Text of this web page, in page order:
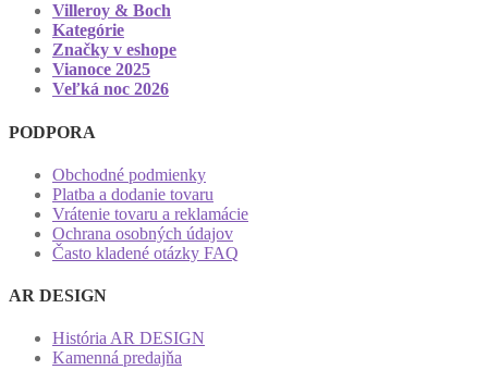
Villeroy & Boch
Kategórie
Značky v eshope
Vianoce 2025
Veľká noc 2026
PODPORA
Obchodné podmienky
Platba a dodanie tovaru
Vrátenie tovaru a reklamácie
Ochrana osobných údajov
Často kladené otázky FAQ
AR DESIGN
História AR DESIGN
Kamenná predajňa